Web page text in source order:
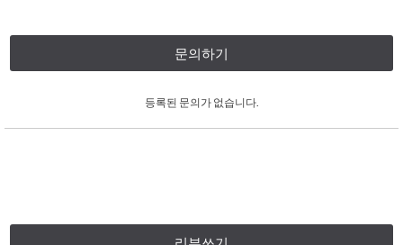
문의하기
등록된 문의가 없습니다.